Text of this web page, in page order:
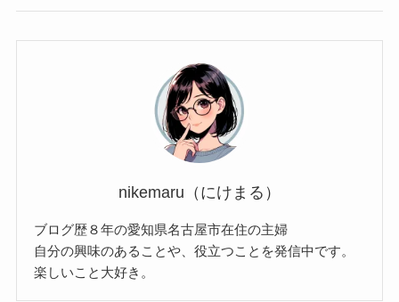
nikemaru（にけまる）
ブログ歴８年の愛知県名古屋市在住の主婦
自分の興味のあることや、役立つことを発信中です。
楽しいこと大好き。